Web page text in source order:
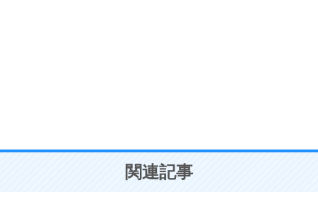
ことが大切。
関連記事